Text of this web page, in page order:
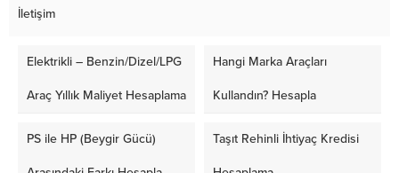
İletişim
Elektrikli – Benzin/Dizel/LPG
Araç Yıllık Maliyet Hesaplama
Hangi Marka Araçları
Kullandın? Hesapla
PS ile HP (Beygir Gücü) Taşıt Rehinli İhtiyaç Kredisi